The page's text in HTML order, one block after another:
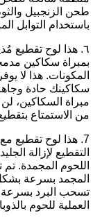
طحن الزنجبيل
باستخدام التوابل
٦. هذا لوح تقطيع
بمبراة سكاكين
المكونات. هذا لا
سكاكينك حادة
مبراة السكاكين،
من الاستمتاع
7. هذا لوح تقطيع
التقطيع لإزالة
اللحوم المجمدة. تم
المجمد بسرعة
تسحب البرد
العملية للحوم